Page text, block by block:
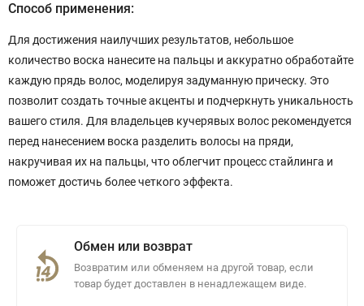
Способ применения:
Для достижения наилучших результатов, небольшое
количество воска нанесите на пальцы и аккуратно обработайте
каждую прядь волос, моделируя задуманную прическу. Это
позволит создать точные акценты и подчеркнуть уникальность
вашего стиля. Для владельцев кучерявых волос рекомендуется
перед нанесением воска разделить волосы на пряди,
накручивая их на пальцы, что облегчит процесс стайлинга и
поможет достичь более четкого эффекта.
Обмен или возврат
Возвратим или обменяем на другой товар, если
товар будет доставлен в ненадлежащем виде.